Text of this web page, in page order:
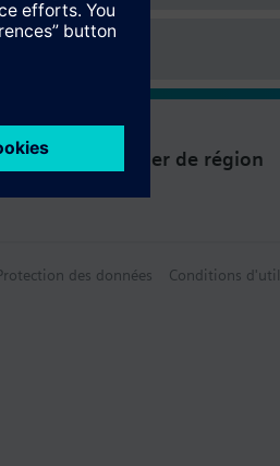
Changer de région
des données Conditions